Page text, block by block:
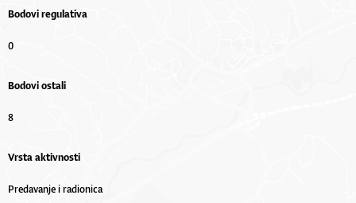
Bodovi regulativa
0
Bodovi ostali
8
Vrsta aktivnosti
Predavanje i radionica